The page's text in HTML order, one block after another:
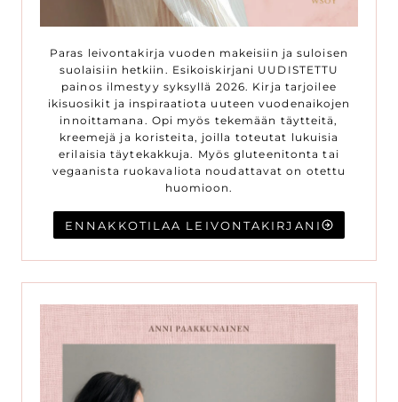
Paras leivontakirja vuoden makeisiin ja suloisen
suolaisiin hetkiin. Esikoiskirjani UUDISTETTU
painos ilmestyy syksyllä 2026. Kirja tarjoilee
ikisuosikit ja inspiraatiota uuteen vuodenaikojen
innoittamana. Opi myös tekemään täytteitä,
kreemejä ja koristeita, joilla toteutat lukuisia
erilaisia täytekakkuja. Myös gluteenitonta tai
vegaanista ruokavaliota noudattavat on otettu
huomioon.
ENNAKKOTILAA LEIVONTAKIRJANI